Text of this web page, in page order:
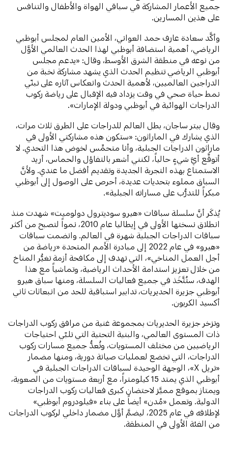
جميع الأعمار المشاركة في سباقي الهواة والأطفال والتنافس
على هذين المسارين.
وأكَّد سعادة عارف حمد العواني، الأمين العام لمجلس أبوظبي
الرياضي، أهمية استضافة أبوظبي لهذا الحدث العالمي الأوَّل
من نوعه في منطقة الشرق الأوسط، وقال: «يدعم مجلس
أبوظبي الرياضي تنظيم الحدث الذي يشهد مشاركة نخبة من
الدراجين العالميين، لأهمية الحدث وانعكاس آثاره على تبنّي
نمط حياة صحي في وقت يزداد فيه الإقبال على رياضة ركوب
الدراجات الهوائية في أبوظبي ودولة الإمارات».
وقال بيتر ساجان، بطل العالم للدراجات على الطرق ثلاث مرات،
الذي يشارك في الماراثون: «ستكون هذه مشاركتي الأولى في
ماراثون الدراجات الجبلية، وأنا متحمِّس لخوض هذا التحدي. لا
أتوقَّع أيَّ شيءٍ حالياً، لكنني أشعر بالتفاؤل والحماس، أريد
الاستمتاع بهذه التجربة الجديدة وتقديم أفضل ما عندي. ولأنَّ
السباق مملوء بتحديات عديدة، أحرص على الوصول إلى أبوظبي
مبكراً للتدرُّب على مساراته الجبلية».
يُذكَر أنَّ سلسلة سباقات «هيرو سوديترول دولوميت» شهدت منذ
انطلاق نسختها الأولى في إيطاليا عام 2010، نمواً لتصبح من أكثر
سباقات الدراجات الجبلية شهرة في العالم. وانضمت سباقات
«هيرو» في عام 2022 إلى مبادرة الأمم المتحدة «رياضة من
أجل العمل المناخي»، التي تهدف إلى مكافحة أزمة تغيُّر المناخ
من خلال تعزيز استدامة الأحداث الرياضية، وتماشياً مع هذا
الهدف، ستُتَّخَذ في جميع فعاليات السلسلة، ومنها سباق هيرو
أبوظبي جزيرة الحديريات، تدابير استباقية للحد من انبعاثات ثاني
أكسيد الكربون.
وتزخر جزيرة الحديريات بمجموعة غنية من مرافق ركوب الدراجات
ذات المستوى العالمي، والبنية التحتية التي تلبّي احتياجات
الرياضيين من مختلف المستويات، وتُعدُّ جميع مسارات ركوب
الدراجات، التي تخضع لعمليات صيانة دورية، ومنها مضمار
«تريل X»، الوجهة الوحيدة لسباقات الدراجات الجبلية في
أبوظبي الذي يمتد 15 كيلومتراً، مع أربعة مستويات من الصعوبة،
ويمتاز بموقع مميَّز لاحتضان كبرى فعاليات ركوب الدراجات
الدولية. وتعمل «مُدن» أيضاً على بناء «فيلودروم أبوظبي»
لإطلاقه في عام 2025، ليضمَّ أوَّل مضمار داخلي لركوب الدراجات
من الفئة الأولى في المنطقة.